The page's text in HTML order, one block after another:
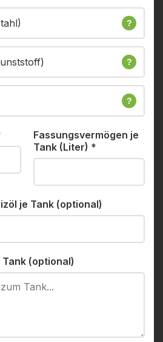
?
?
?
Fassungsvermögen je
Tank (Liter) *
je Tank (optional)
(optional)